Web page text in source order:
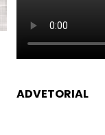
ADVETORIAL